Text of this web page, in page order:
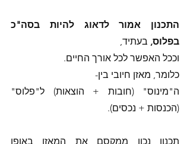
בפלוס, בעתיד,
וככל האפשר לכל אורך החיים.
כלומר, מאזן חיובי בין-
(הכנסות + נכסים).